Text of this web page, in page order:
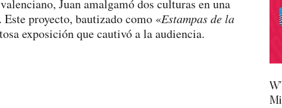
Juan amalgamó dos culturas en una
proyecto, bautizado como «Estampas de la
exposición que cautivó a la audiencia.